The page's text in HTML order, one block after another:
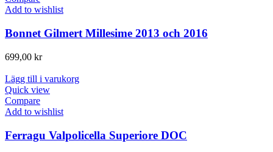
Add to wishlist
Bonnet Gilmert Millesime 2013 och 2016
699,00 kr
Lägg till i varukorg
Quick view
Compare
Add to wishlist
Ferragu Valpolicella Superiore DOC